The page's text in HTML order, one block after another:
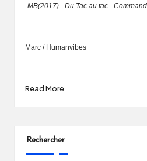
MB(2017) - Du Tac au tac -
Marc / Humanvibes
Read More
Rechercher